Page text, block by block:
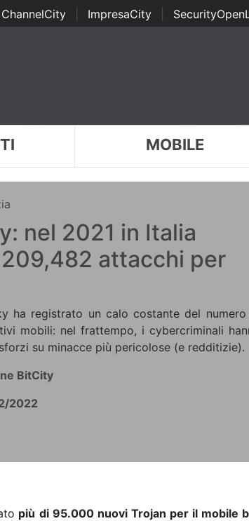
ChannelCity ImpresaCity
MOBILE
nel 2021 in Italia
attacchi per
ha registrato un calo costante del
mobili: nel frattempo, i cybercriminali
su minacce più pericolose (e redditizie).
BitCity
2022
più di 95.000 nuovi Trojan per il mobile